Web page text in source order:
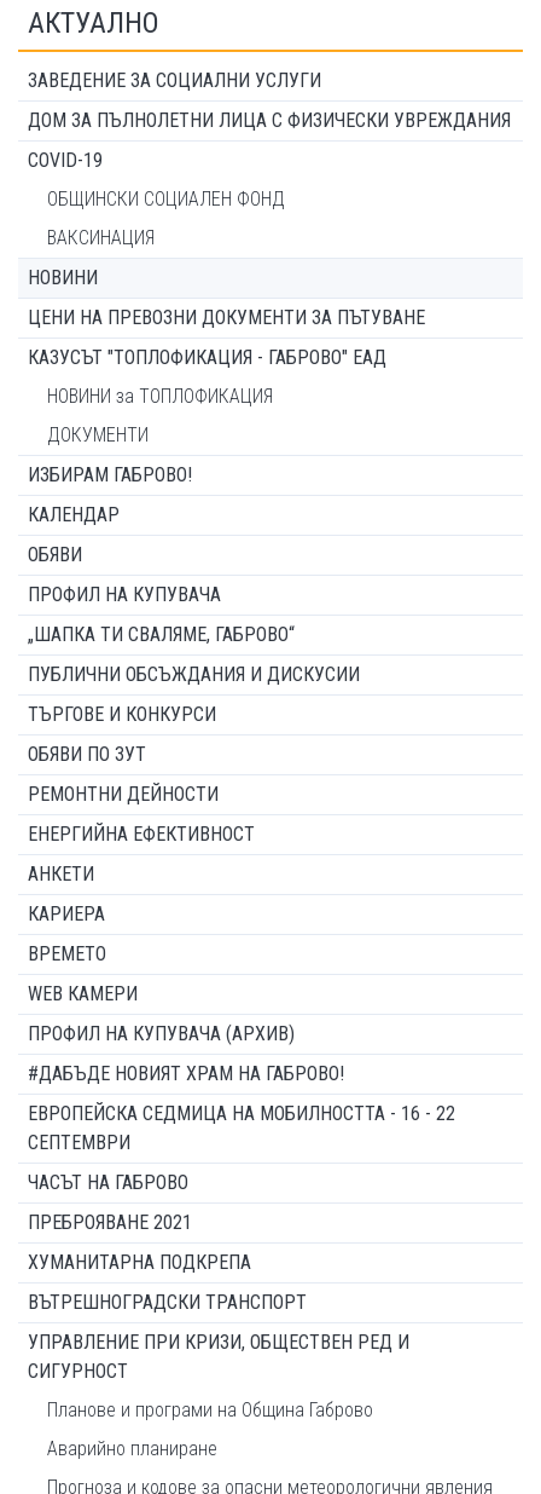
АКТУАЛНО
ЗАВЕДЕНИЕ ЗА СОЦИАЛНИ УСЛУГИ
ДОМ ЗА ПЪЛНОЛЕТНИ ЛИЦА С ФИЗИЧЕСКИ УВРЕЖДАНИЯ
COVID-19
ОБЩИНСКИ СОЦИАЛЕН ФОНД
ВАКСИНАЦИЯ
НОВИНИ
ЦЕНИ НА ПРЕВОЗНИ ДОКУМЕНТИ ЗА ПЪТУВАНЕ
КАЗУСЪТ "ТОПЛОФИКАЦИЯ - ГАБРОВО" ЕАД
НОВИНИ за ТОПЛОФИКАЦИЯ
ДОКУМЕНТИ
ИЗБИРАМ ГАБРОВО!
КАЛЕНДАР
ОБЯВИ
ПРОФИЛ НА КУПУВАЧА
„ШАПКА ТИ СВАЛЯМЕ, ГАБРОВО“
ПУБЛИЧНИ ОБСЪЖДАНИЯ И ДИСКУСИИ
ТЪРГОВЕ И КОНКУРСИ
ОБЯВИ ПО ЗУТ
РЕМОНТНИ ДЕЙНОСТИ
ЕНЕРГИЙНА ЕФЕКТИВНОСТ
АНКЕТИ
КАРИЕРА
ВРЕМЕТО
WEB КАМЕРИ
ПРОФИЛ НА КУПУВАЧА (АРХИВ)
#ДАБЪДЕ НОВИЯТ ХРАМ НА ГАБРОВО!
ЕВРОПЕЙСКА СЕДМИЦА НА МОБИЛНОСТТА - 16 - 22
СЕПТЕМВРИ
ЧАСЪТ НА ГАБРОВО
ПРЕБРОЯВАНЕ 2021
ХУМАНИТАРНА ПОДКРЕПА
ВЪТРЕШНОГРАДСКИ ТРАНСПОРТ
УПРАВЛЕНИЕ ПРИ КРИЗИ, ОБЩЕСТВЕН РЕД И
СИГУРНОСТ
Планове и програми на Община Габрово
Аварийно планиране
Прогноза и кодове за опасни метеорологични явления